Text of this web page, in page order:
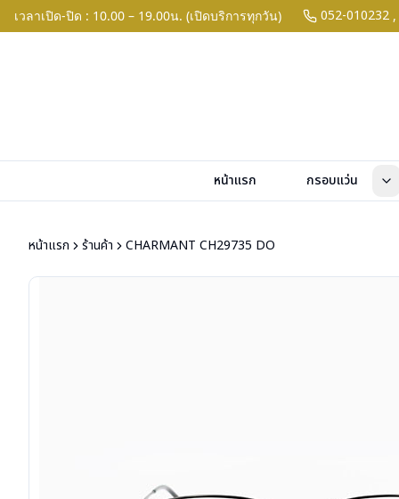
เวลาเปิด-ปิด : 10.00 – 19.00น. (เปิดบริการทุกวัน) 052-010232 ,
หน้าแรก กรอบแว่น
หน้าแรก ร้านค้า CHARMANT CH29735 DO